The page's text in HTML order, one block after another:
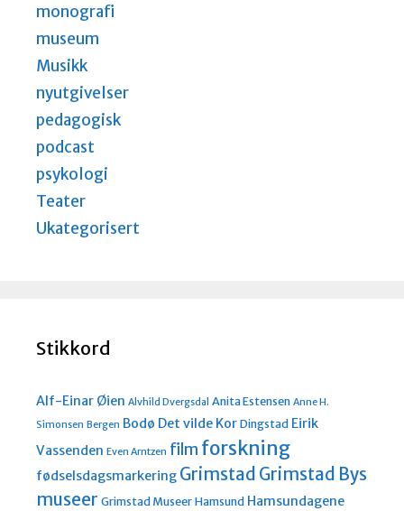
monografi
museum
Musikk
nyutgivelser
pedagogisk
podcast
psykologi
Teater
Ukategorisert
Stikkord
Alf-Einar Øien Alvhild Dvergsdal Anita Estensen Anne H.
Simonsen Bergen Bodø Det vilde Kor Dingstad Eirik
Vassenden Even Arntzen film forskning
fødselsdagsmarkering Grimstad Grimstad Bys
museer Grimstad Museer Hamsund Hamsundagene